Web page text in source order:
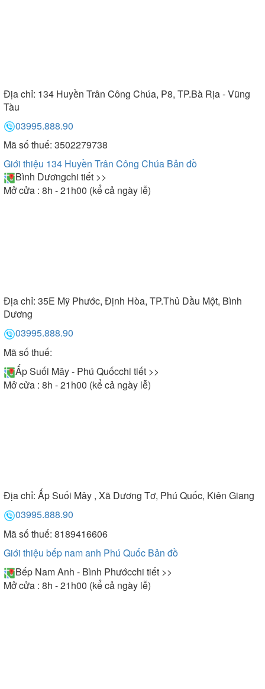
Địa chỉ: 134 Huyền Trân Công Chúa, P8, TP.Bà Rịa - Vũng
Tàu
03995.888.90
Mã số thuế: 3502279738
Giới thiệu 134 Huyền Trân Công Chúa Bản đồ
Bình Dươngchi tiết >>
Mở cửa : 8h - 21h00 (kể cả ngày lễ)
Địa chỉ: 35E Mỹ Phước, Định Hòa, TP.Thủ Dầu Một, Bình
Dương
03995.888.90
Mã số thuế:
Ấp Suối Mây - Phú Quốcchi tiết >>
Mở cửa : 8h - 21h00 (kể cả ngày lễ)
Địa chỉ: Ấp Suối Mây , Xã Dương Tơ, Phú Quốc, Kiên Giang
03995.888.90
Mã số thuế: 8189416606
Giới thiệu bếp nam anh Phú Quốc Bản đồ
Bếp Nam Anh - Bình Phướcchi tiết >>
Mở cửa : 8h - 21h00 (kể cả ngày lễ)